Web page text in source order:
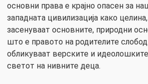
основни права е крајно опасен за
западната цивилизација како
засенуваат основните, природни
што е правото на родителите
обликуваат верските и
светот на нивните деца.